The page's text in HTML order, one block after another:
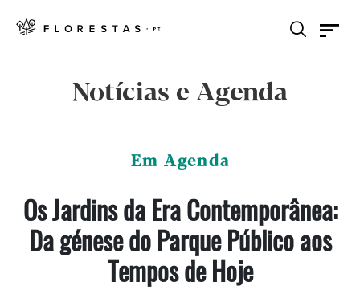
Notícias e Agenda
Em Agenda
Os Jardins da Era Contemporânea:
Da génese do Parque Público aos
Tempos de Hoje